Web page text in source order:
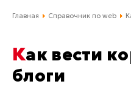
(4212)
Отдельный
Главная Справочник по web
Как вести корпоративные
блоги